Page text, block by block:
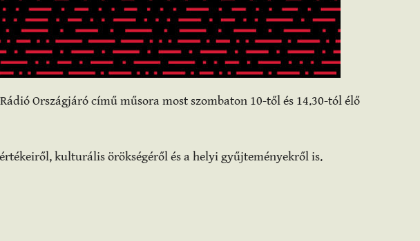
Országjáró című műsora most szombaton 10-től és 14.30-tól élő
kulturális örökségéről és a helyi gyűjteményekről is.